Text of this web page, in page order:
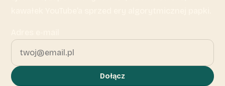
Dołącz